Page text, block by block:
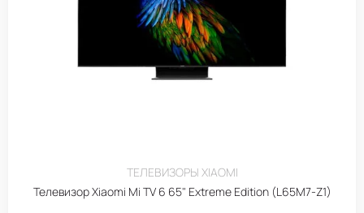
ТЕЛЕВИЗОРЫ XIAOMI
Телевизор Xiaomi Mi TV 6 65" Extreme Edition (L65M7-Z1)